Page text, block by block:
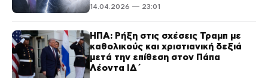
14.04.2026 — 23:01
ΗΠΑ: Ρήξη στις σχέσεις Τραμπ με
καθολικούς και χριστιανική δεξιά
μετά την επίθεση στον Πάπα
Λέοντα ΙΔ΄